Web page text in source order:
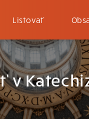
Listovať
v